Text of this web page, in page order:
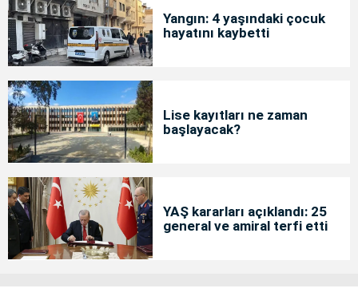
Yangın: 4 yaşındaki çocuk
hayatını kaybetti
Lise kayıtları ne zaman
başlayacak?
YAŞ kararları açıklandı: 25
general ve amiral terfi etti